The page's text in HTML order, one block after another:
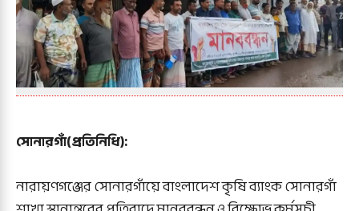
সোনারগাঁ(প্রতিনিধি):
নারায়ণগঞ্জের সোনারগাঁয়ে বাংলাদেশ কৃষি ব্যাংক সোনারগাঁ